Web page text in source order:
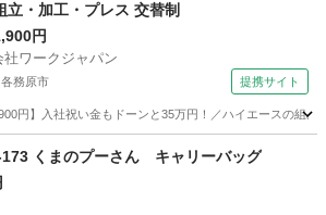
立・加工・プレス 交替制
円
社ワークジャパン
務原市 提携サイト
円】入社祝い金もドーンと35万円！／ハイエースの組
くまのプーさん キャリーバッグ